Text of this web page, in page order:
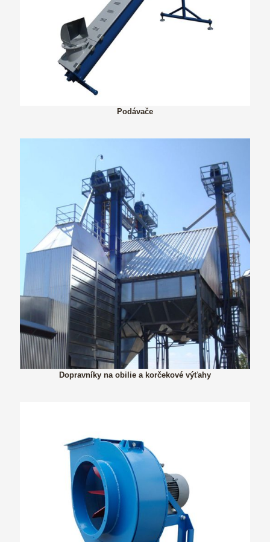
Podávače
Dopravníky na obilie a korčekové výťahy